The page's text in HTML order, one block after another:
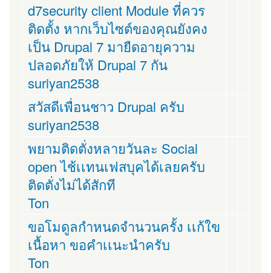
d7security client Module ที่ควร
ติดตั้ง หากเว็บไซต์ของคุณยังคง
เป็น Drupal 7 มายืดอายุความ
ปลอดภัยให้ Drupal 7 กัน
suriyan2538
สวัสดีเพื่อนชาว Drupal ครับ
suriyan2538
พยามติดตั่งหลายวันละ Social
open ไช้เเทนเฟสบุคได้เลยครับ
ติดตั่งไม่ได้สักที
Ton
ขอโมดูลกำหนดจำนวนครั้ง เเก้ใข
เนื้อหา ขอคำเเนะนำครับ
Ton